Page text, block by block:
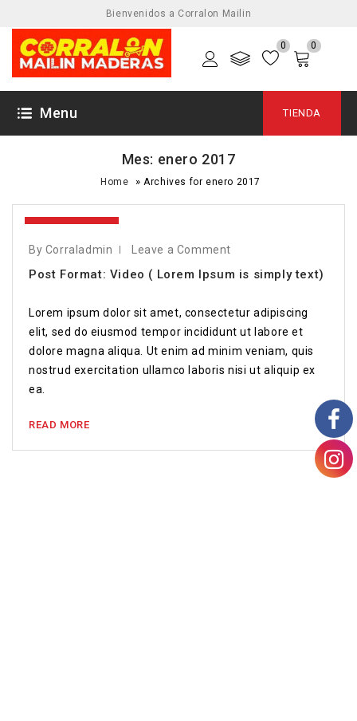
Bienvenidos a Corralon Mailin
0 0
Menu TIENDA
Mes: enero 2017
Home »Archives for enero 2017
By Corraladmin
Leave a Comment
Post Format: Video ( Lorem Ipsum is simply text)
Lorem ipsum dolor sit amet, consectetur adipiscing
elit, sed do eiusmod tempor incididunt ut labore et
dolore magna aliqua. Ut enim ad minim veniam, quis
nostrud exercitation ullamco laboris nisi ut aliquip ex
ea.
READ MORE